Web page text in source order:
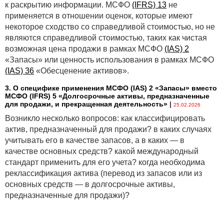
к раскрытию информации. МСФО (IFRS) 13 не
применяется в отношении оценок, которые имеют
некоторое сходство со справедливой стоимостью, но не
являются справедливой стоимостью, таких как чистая
возможная цена продажи в рамках МСФО (IAS) 2
«Запасы» или ценность использования в рамках МСФО
(IAS) 36 «Обесценение активов».
3. О специфике применения МСФО (IАS) 2 «Запасы» вместо
МСФО (IFRS) 5 «Долгосрочные активы, предназначенные
для продажи, и прекращенная деятельность» | 25.02.2026
Возникло несколько вопросов: как классифицировать
актив, предназначенный для продажи? в каких случаях
учитывать его в качестве запасов, а в каких — в
качестве основных средств? какой международный
стандарт применить для его учета? когда необходима
реклассификация актива (перевод из запасов или из
основных средств — в долгосрочные активы,
предназначенные для продажи)?